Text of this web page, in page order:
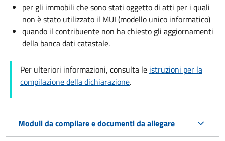
per gli immobili che sono stati oggetto di atti per i quali
non è stato utilizzato il MUI (modello unico informatico)
quando il contribuente non ha chiesto gli aggiornamenti
della banca dati catastale.
Per ulteriori informazioni, consulta le istruzioni per la
compilazione della dichiarazione.
Moduli da compilare e documenti da allegare